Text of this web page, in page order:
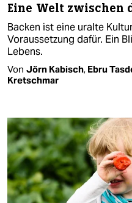
Eine Welt zwischen
Backen ist eine uralte
Voraussetzung dafür. Ein
Lebens.
Von Jörn Kabisch, Ebru
Kretschmar